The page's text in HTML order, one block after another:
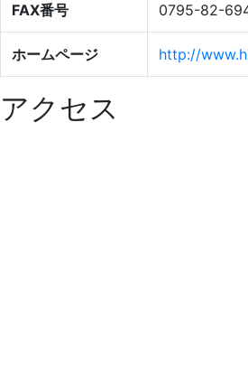
FAX番号 0795-82-
ホームページ http://
アクセス